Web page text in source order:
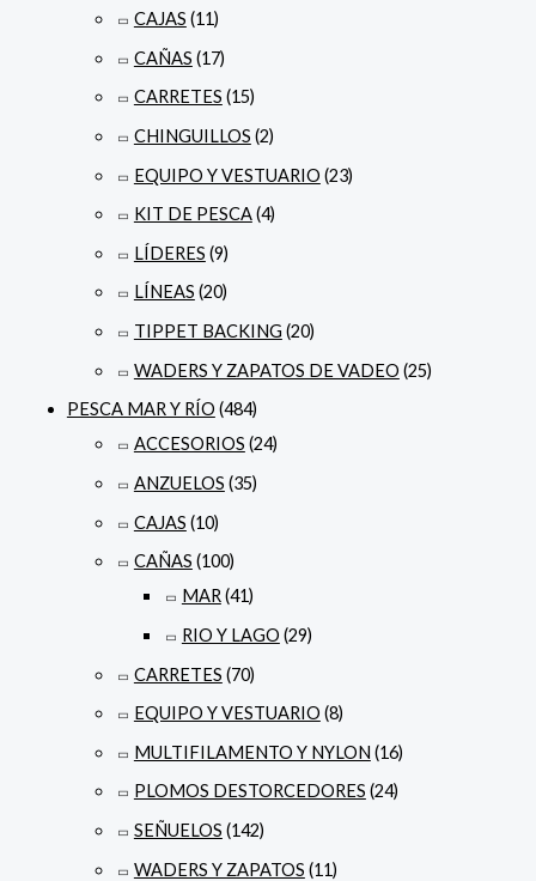
CAJAS (11)
CAÑAS (17)
CARRETES (15)
CHINGUILLOS (2)
EQUIPO Y VESTUARIO (23)
KIT DE PESCA(4)
LÍDERES (9)
LÍNEAS (20)
TIPPET BACKING (20)
WADERS Y ZAPATOS DE VADEO (25)
PESCA MAR Y RÍO (484)
ACCESORIOS (24)
ANZUELOS (35)
CAJAS (10)
CAÑAS (100)
MAR(41)
RIO Y LAGO (29)
CARRETES (70)
EQUIPO Y VESTUARIO (8)
MULTIFILAMENTO Y NYLON (16)
PLOMOS DESTORCEDORES (24)
SEÑUELOS (142)
WADERS Y ZAPATOS (11)